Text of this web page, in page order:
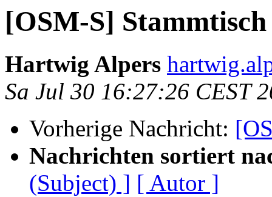
[OSM-S]
Hartwig Alpers
Sa Jul 30 16:27:26 CEST
Vorherige Nachricht:
Nachrichten sortiert
(Subject) ] [ Autor ]